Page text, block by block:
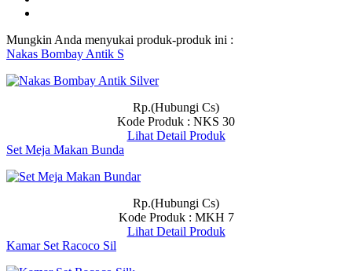
Mungkin Anda menyukai produk-produk ini :
Nakas Bombay Antik S
Rp.(Hubungi Cs)
Kode Produk : NKS 30
Lihat Detail Produk
Set Meja Makan Bunda
Rp.(Hubungi Cs)
Kode Produk : MKH 7
Lihat Detail Produk
Kamar Set Racoco Sil